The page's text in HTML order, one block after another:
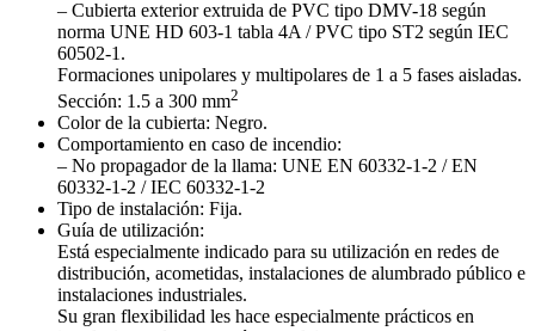
– Cubierta exterior extruida de PVC tipo DMV-18 según
norma UNE HD 603-1 tabla 4A / PVC tipo ST2 según IEC
60502-1.
Formaciones unipolares y multipolares de 1 a 5 fases aisladas.
Sección: 1.5 a 300 mm2
Color de la cubierta: Negro.
Comportamiento en caso de incendio:
– No propagador de la llama: UNE EN 60332-1-2 / EN
60332-1-2 / IEC 60332-1-2
Tipo de instalación: Fija.
Guía de utilización:
Está especialmente indicado para su utilización en redes de
distribución, acometidas, instalaciones de alumbrado público e
instalaciones industriales.
Su gran flexibilidad les hace especialmente prácticos en